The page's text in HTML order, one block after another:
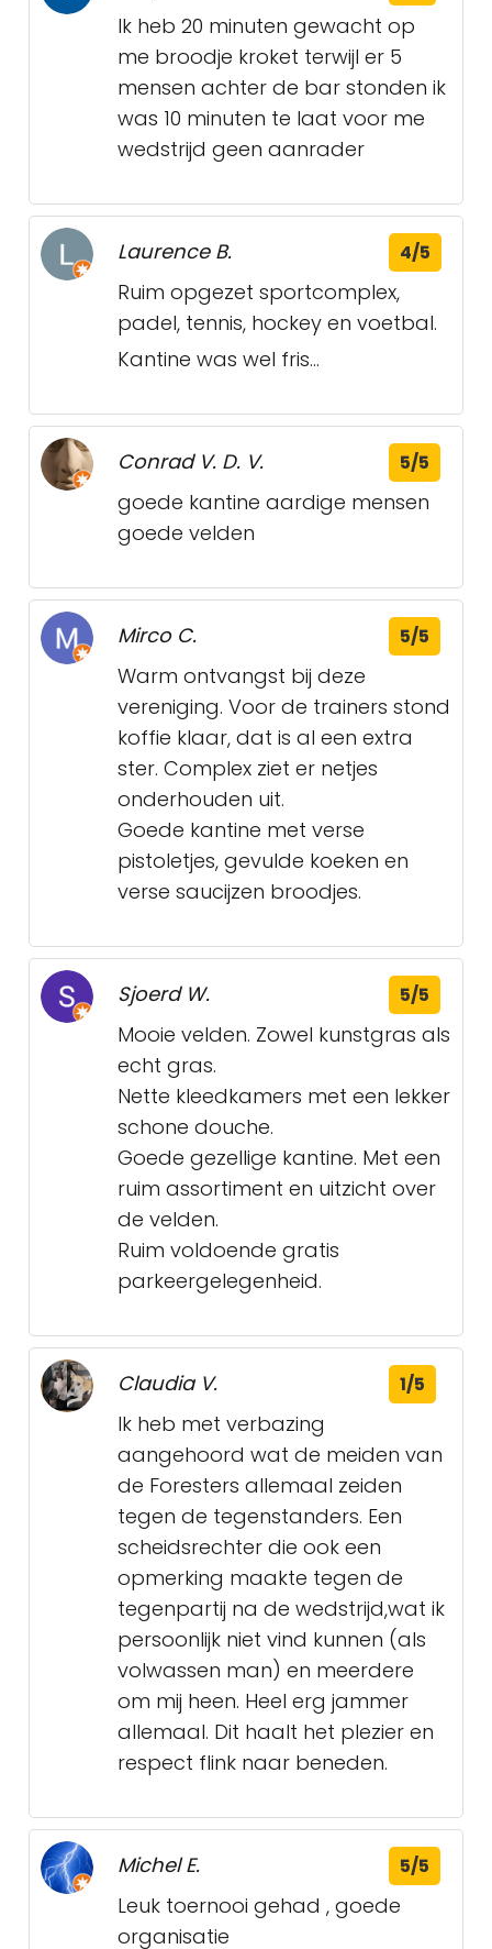
Ik heb 20 minuten gewacht op
me broodje kroket terwijl er 5
mensen achter de bar stonden ik
was 10 minuten te laat voor me
wedstrijd geen aanrader
Laurence B. 4/5
Ruim opgezet sportcomplex,
padel, tennis, hockey en voetbal.
Kantine was wel fris...
Conrad V. D. V. 5/5
goede kantine aardige mensen
goede velden
Mirco C. 5/5
Warm ontvangst bij deze
vereniging. Voor de trainers stond
koffie klaar, dat is al een extra
ster. Complex ziet er netjes
onderhouden uit.
Goede kantine met verse
pistoletjes, gevulde koeken en
verse saucijzen broodjes.
Sjoerd W. 5/5
Mooie velden. Zowel kunstgras als
echt gras.
Nette kleedkamers met een lekker
schone douche.
Goede gezellige kantine. Met een
ruim assortiment en uitzicht over
de velden.
Ruim voldoende gratis
parkeergelegenheid.
Claudia V. 1/5
Ik heb met verbazing
aangehoord wat de meiden van
de Foresters allemaal zeiden
tegen de tegenstanders. Een
scheidsrechter die ook een
opmerking maakte tegen de
tegenpartij na de wedstrijd,wat ik
persoonlijk niet vind kunnen (als
volwassen man) en meerdere
om mij heen. Heel erg jammer
allemaal. Dit haalt het plezier en
respect flink naar beneden.
Michel E. 5/5
Leuk toernooi gehad , goede
organisatie